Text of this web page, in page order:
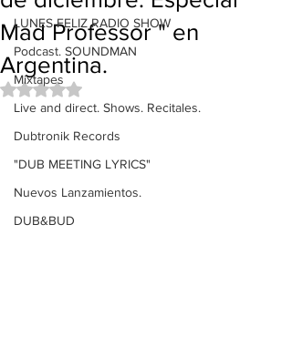
LUNES FELIZ RADIO SHOW
Podcast. SOUNDMAN
Mixtapes
Live and direct. Shows. Recitales.
Dubtronik Records
"DUB MEETING LYRICS"
Nuevos Lanzamientos.
DUB&BUD
Mad Professor " en
Argentina.
Obtuvo NaN de 5 estrellas.